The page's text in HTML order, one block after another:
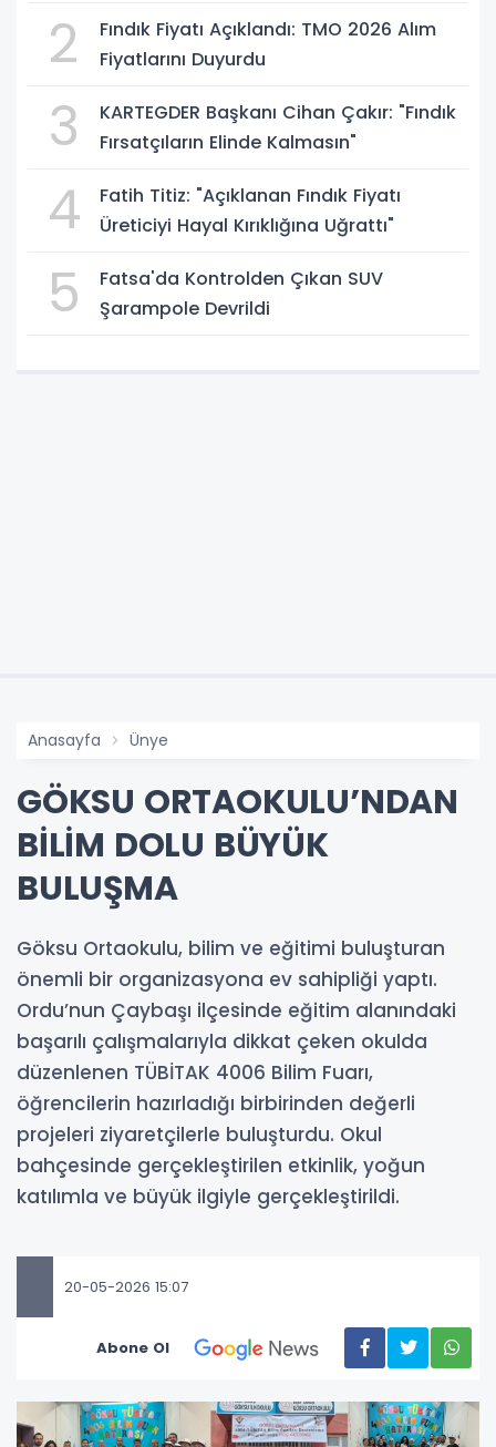
2
Fındık Fiyatı Açıklandı: TMO 2026 Alım
Fiyatlarını Duyurdu
3
KARTEGDER Başkanı Cihan Çakır: "Fındık
Fırsatçıların Elinde Kalmasın"
4
Fatih Titiz: "Açıklanan Fındık Fiyatı
Üreticiyi Hayal Kırıklığına Uğrattı"
5
Fatsa'da Kontrolden Çıkan SUV
Şarampole Devrildi
Anasayfa Ünye
GÖKSU ORTAOKULU’NDAN
BİLİM DOLU BÜYÜK
BULUŞMA
Göksu Ortaokulu, bilim ve eğitimi buluşturan
önemli bir organizasyona ev sahipliği yaptı.
Ordu’nun Çaybaşı ilçesinde eğitim alanındaki
başarılı çalışmalarıyla dikkat çeken okulda
düzenlenen TÜBİTAK 4006 Bilim Fuarı,
öğrencilerin hazırladığı birbirinden değerli
projeleri ziyaretçilerle buluşturdu. Okul
bahçesinde gerçekleştirilen etkinlik, yoğun
katılımla ve büyük ilgiyle gerçekleştirildi.
20-05-2026 15:07
Abone Ol